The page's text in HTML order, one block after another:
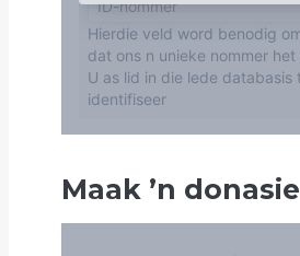
Maak ’n donasie